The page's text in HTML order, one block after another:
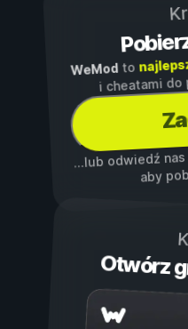
WeModto
i cheatami
...lub odwiedź
aby
Otwórz